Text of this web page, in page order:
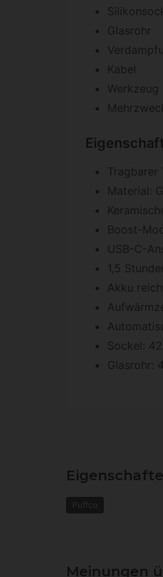
Glasrohr
Kabel
Material:
Boost-
USB-C-
1,5
Akku
Sockel:
Glasrohr:
Puffco
Meinungen